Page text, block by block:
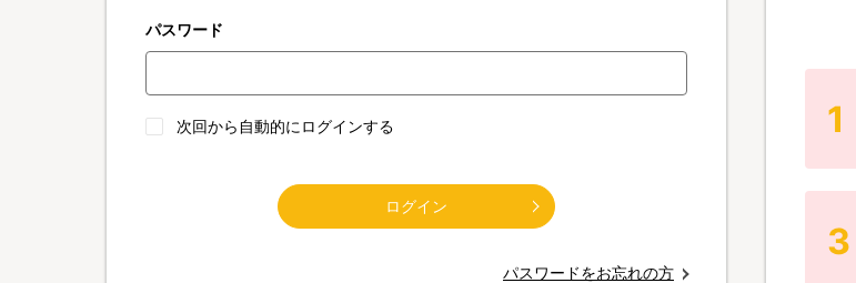
パスワード
次回から自動的にログインする
ログイン
パスワードをお忘れの方
1
3